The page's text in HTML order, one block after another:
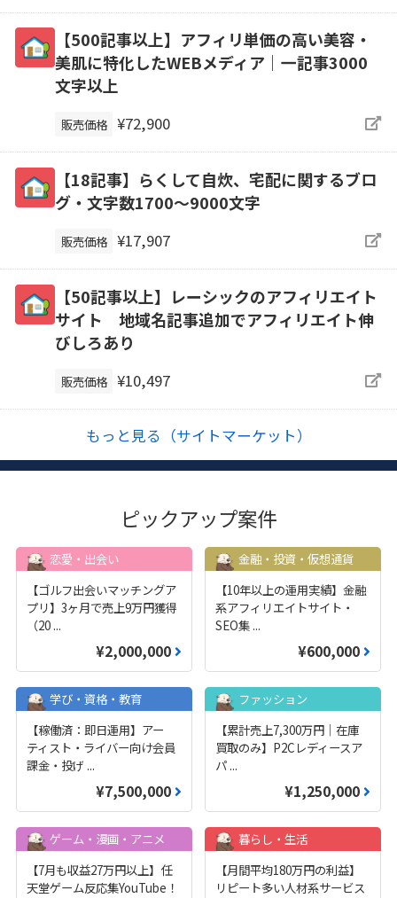
【500記事以上】アフィリ単価の高い美容・
美肌に特化したWEBメディア｜一記事3000
文字以上
販売価格 ¥72,900
【18記事】らくして自炊、宅配に関するブロ
グ・文字数1700～9000文字
販売価格 ¥17,907
【50記事以上】レーシックのアフィリエイト
サイト 地域名記事追加でアフィリエイト伸
びしろあり
販売価格 ¥10,497
もっと見る（サイトマーケット）
ピックアップ案件
恋愛・出会い
【ゴルフ出会いマッチングア
プリ】3ヶ月で売上9万円獲得
（20 ...
¥2,000,000
金融・投資・仮想通貨
【10年以上の運用実績】金融
系アフィリエイトサイト・
SEO集 ...
¥600,000
学び・資格・教育
【稼働済：即日運用】アー
ティスト・ライバー向け会員
課金・投げ ...
¥7,500,000
ファッション
【累計売上7,300万円｜在庫
買取のみ】P2Cレディースア
パ ...
¥1,250,000
ゲーム・漫画・アニメ
【7月も収益27万円以上】任
天堂ゲーム反応集YouTube！
暮らし・生活
【月間平均180万円の利益】
リピート多い人材系サービス